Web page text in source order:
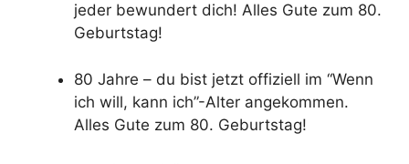
jeder bewundert dich! Alles Gute zum 80.
Geburtstag!
80 Jahre – du bist jetzt offiziell im “Wenn
ich will, kann ich”-Alter angekommen.
Alles Gute zum 80. Geburtstag!